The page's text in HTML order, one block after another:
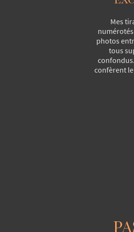
Mes
photos
tous
confèrent